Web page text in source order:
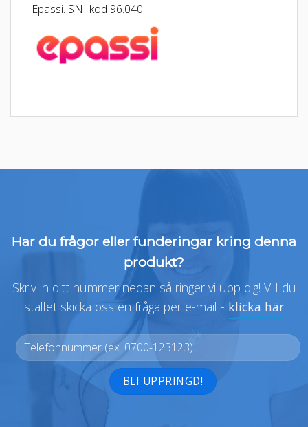
Epassi. SNI kod 96.040
Har du frågor eller funderingar kring denna
produkt?
Skriv in ditt nummer nedan så ringer vi upp dig! Vill du
istället skicka oss en fråga per e-mail - klicka här.